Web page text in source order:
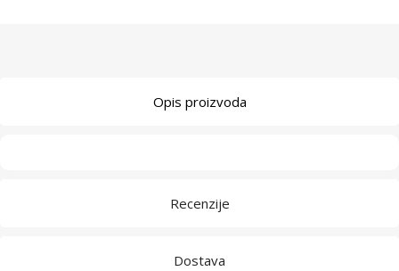
Opis proizvoda
Recenzije
Dostava